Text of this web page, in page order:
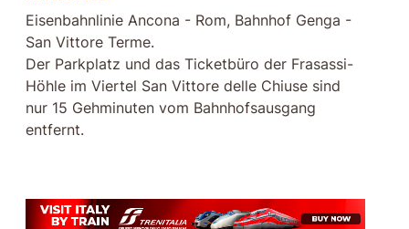
Eisenbahnlinie Ancona - Rom, Bahnhof Genga -
San Vittore Terme.
Der Parkplatz und das Ticketbüro der Frasassi-
Höhle im Viertel San Vittore delle Chiuse sind
nur 15 Gehminuten vom Bahnhofsausgang
entfernt.